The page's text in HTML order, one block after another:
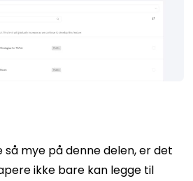
så mye på denne delen, er det
ikke bare kan legge til